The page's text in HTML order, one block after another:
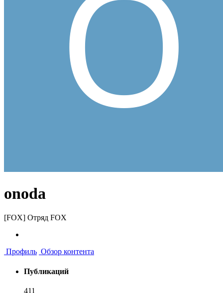
onoda
[FOX] Отряд FOX
Профиль Обзор контента
Публикаций
411